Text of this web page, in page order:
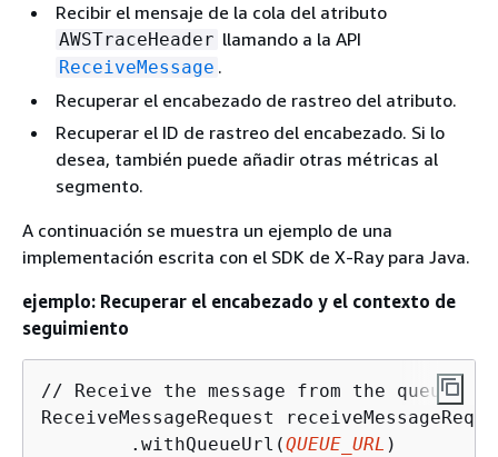
Recibir el mensaje de la cola del atributo
AWSTraceHeader llamando a la API
ReceiveMessage .
Recuperar el encabezado de rastreo del atributo.
Recuperar el ID de rastreo del encabezado. Si lo
desea, también puede añadir otras métricas al
segmento.
A continuación se muestra un ejemplo de una
implementación escrita con el SDK de X-Ray para Java.
ejemplo: Recuperar el encabezado y el contexto de
seguimiento
// Receive the message from the queue,
ReceiveMessageRequest
        .withQueueUrl(
QUEUE_URL )